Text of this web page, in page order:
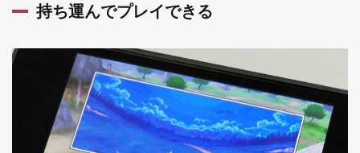
持ち運んでプレイできる